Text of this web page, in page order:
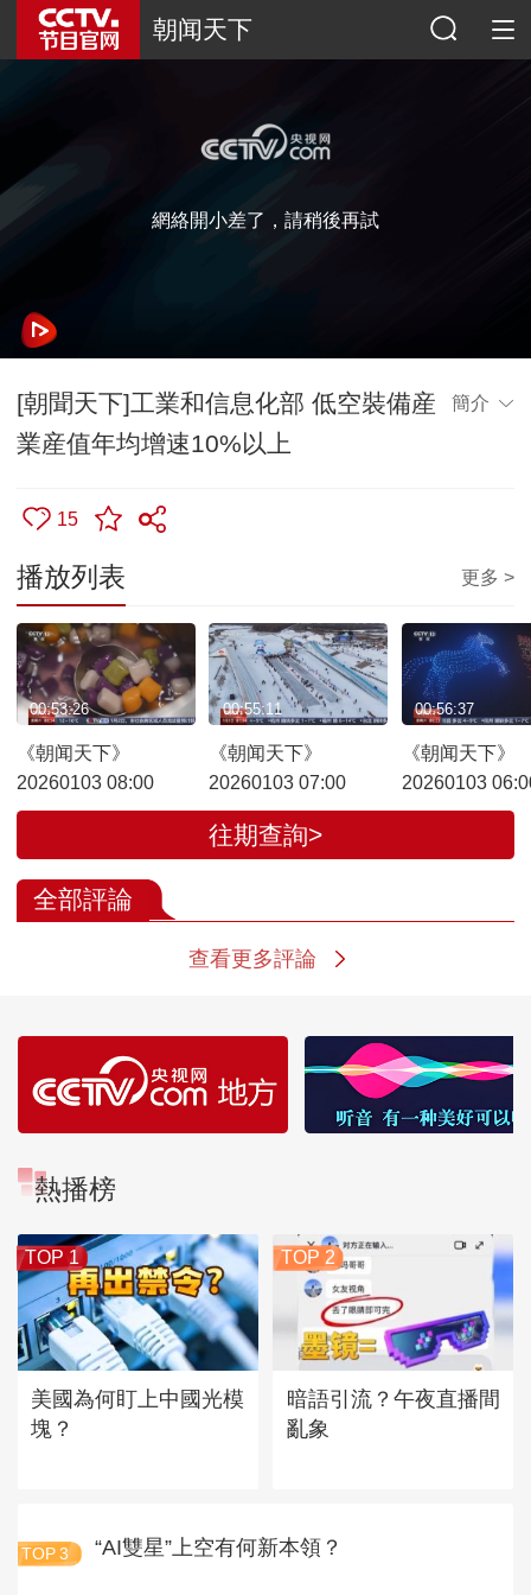
朝闻天下
網絡開小差了，請稍後再試
[朝聞天下]工業和信息化部 低空裝備産
業産值年均增速10%以上
簡介
15
播放列表 更多 >
《朝闻天下》
20260103 08:00
00:53:26
《朝闻天下》
20260103 07:00
00:55:11
《朝闻天下》
20260103
00:56:37
往期查詢>
全部評論
查看更多評論
熱播榜
TOP 1
美國為何盯上中國光模
塊？
TOP 2
暗語引流？午夜直播間
亂象
TOP 3 “AI雙星”上空有何新本領？